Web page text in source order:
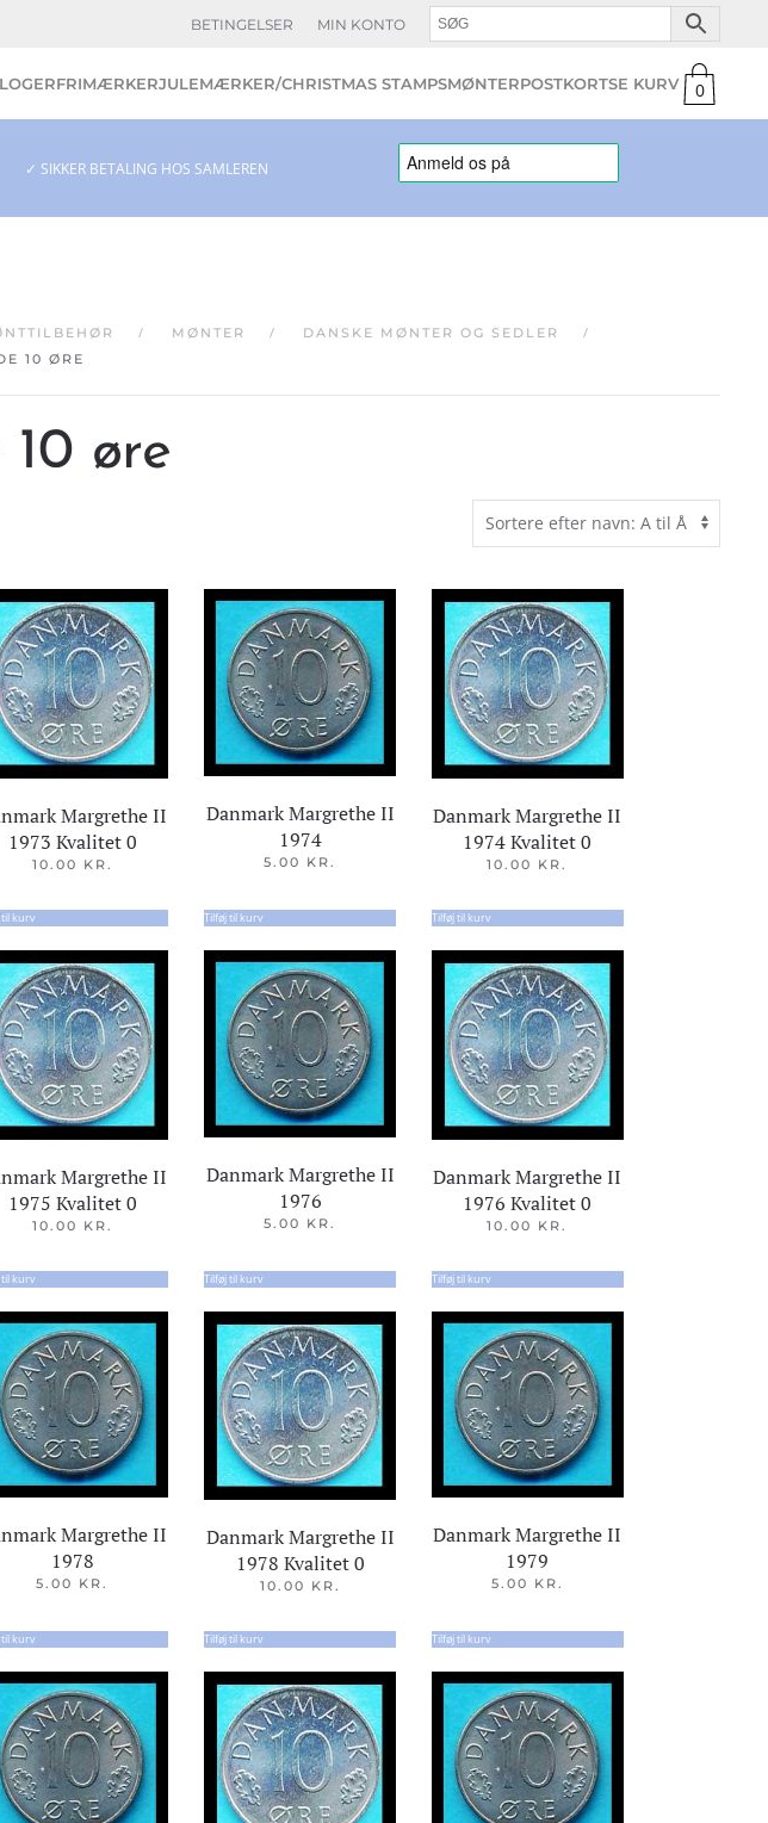
BETINGELSER MIN KONTO
FRIMÆRKERJULEMÆRKER/CHRISTMAS STAMPSMØNTERPOSTKORT 0
✓ SIKKER BETALING HOS SAMLEREN
MØNTER
DANSKE MØNTER OG SEDLER
10 ØRE
øre
Margrethe II
1973 Kvalitet 0
10.00 KR.
til kurv
Danmark Margrethe II
1974
5.00 KR.
Tilføj til kurv
Danmark Margrethe II
1974 Kvalitet 0
10.00 KR.
Tilføj til kurv
Margrethe II
1975 Kvalitet 0
10.00 KR.
til kurv
Danmark Margrethe II
1976
5.00 KR.
Tilføj til kurv
Danmark Margrethe II
1976 Kvalitet 0
10.00 KR.
Tilføj til kurv
Margrethe II
1978
5.00 KR.
til kurv
Danmark Margrethe II
1978 Kvalitet 0
10.00 KR.
Tilføj til kurv
Danmark Margrethe II
1979
5.00 KR.
Tilføj til kurv